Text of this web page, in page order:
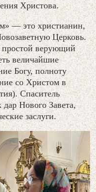
Христова.
— это христианин,
Церковь.
простой верующий
величайшие
Богу, полноту
со Христом в
Спаситель
дар Нового Завета,
заслуги.